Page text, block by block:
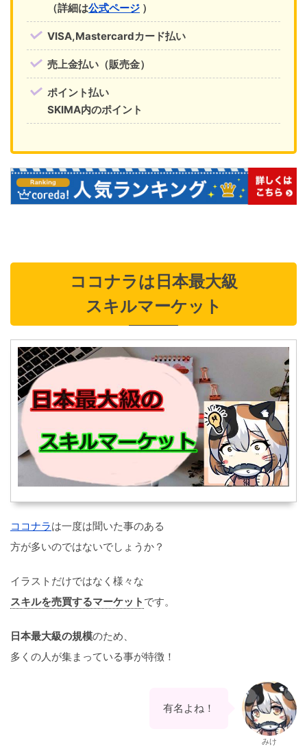
（詳細は公式ページ ）
VISA,Mastercardカード払い
売上金払い（販売金）
ポイント払い
SKIMA内のポイント
ココナラは日本最大級
スキルマーケット
ココナラは一度は聞いた事のある
方が多いのではないでしょうか？
イラストだけではなく様々な
スキルを売買するマーケット です。
日本最大級の規模のため、
多くの人が集まっている事が特徴！
有名よね！
みけ